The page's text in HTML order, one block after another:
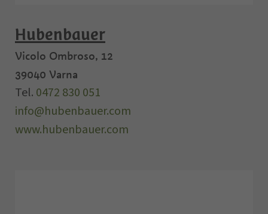
Hubenbauer
Vicolo Ombroso, 12
39040 Varna
Tel. 0472 830 051
info@hubenbauer.com
www.hubenbauer.com